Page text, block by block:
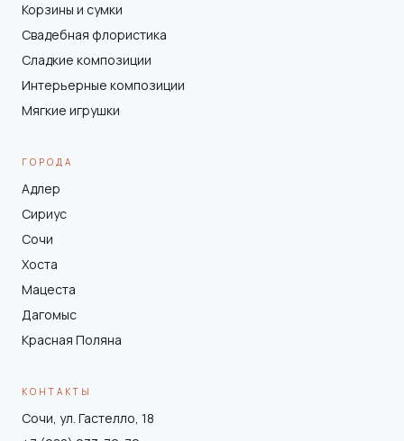
Корзины и сумки
Свадебная флористика
Сладкие композиции
Интерьерные композиции
Мягкие игрушки
ГОРОДА
Адлер
Сириус
Сочи
Хоста
Мацеста
Дагомыс
Красная Поляна
КОНТАКТЫ
Сочи, ул. Гастелло, 18